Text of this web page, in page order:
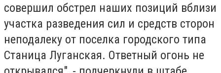
совершил обстрел наших позиций вблизи
участка разведения сил и средств сторон
неподалеку от поселка городского типа
Станица Луганская. Ответный огонь не